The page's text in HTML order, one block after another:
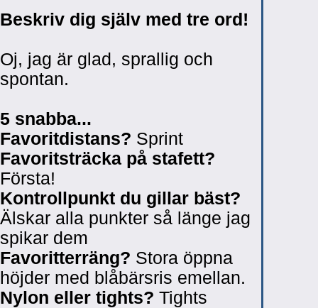
Beskriv dig själv med tre ord!
Oj, jag är glad, sprallig och
spontan.
5 snabba...
Favoritdistans? Sprint
Favoritsträcka på stafett?
Första!
Kontrollpunkt du gillar bäst?
Älskar alla punkter så länge jag
spikar dem
Favoritterräng? Stora öppna
höjder med blåbärsris emellan.
Nylon eller tights? Tights